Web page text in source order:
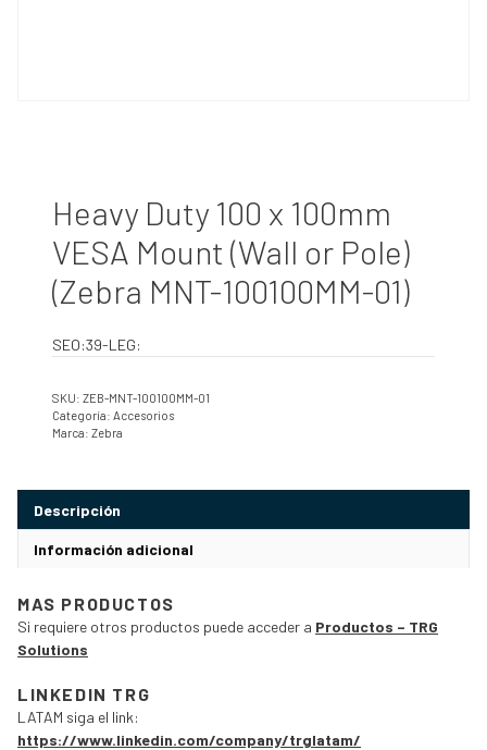
Heavy Duty 100 x 100mm
VESA Mount (Wall or Pole)
(Zebra MNT-100100MM-01)
SEO:39-LEG:
SKU: ZEB-MNT-100100MM-01
Categoría: Accesorios
Marca: Zebra
Descripción
Información adicional
MAS PRODUCTOS
Si requiere otros productos puede acceder a Productos – TRG
Solutions
LINKEDIN TRG
LATAM siga el link:
https://www.linkedin.com/company/trglatam/